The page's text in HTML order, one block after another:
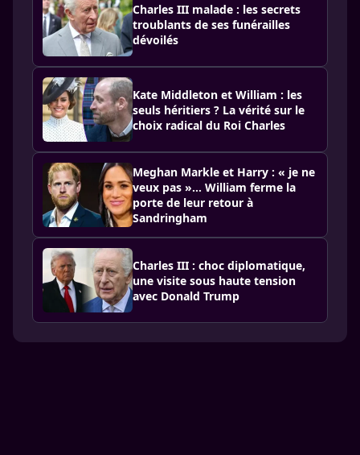
Charles III malade : les secrets
troublants de ses funérailles
dévoilés
Kate Middleton et William : les
seuls héritiers ? La vérité sur le
choix radical du Roi Charles
Meghan Markle et Harry : « je ne
veux pas »… William ferme la
porte de leur retour à
Sandringham
Charles III : choc diplomatique,
une visite sous haute tension
avec Donald Trump